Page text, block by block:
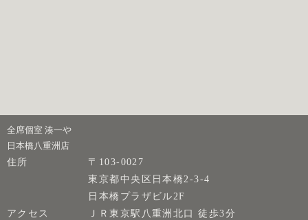
全席個室 湊一や
日本橋八重洲店
住所
〒103-0027
東京都中央区日本橋2-3-4
日本橋プラザビル2F
アクセス
ＪＲ東京駅八重洲北口 徒歩3分